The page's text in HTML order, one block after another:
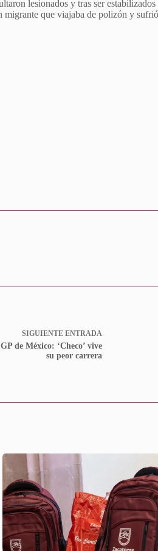
lesionados y tras ser estabilizados
migrante que viajaba de polizón y sufrió
SIGUIENTE ENTRADA
de México: ‘Checo’ vive
su peor carrera